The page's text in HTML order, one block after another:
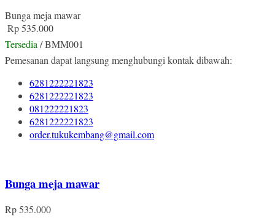
Bunga meja mawar
Rp 535.000
Tersedia / BMM001
Pemesanan dapat langsung menghubungi kontak dibawah:
6281222221823
6281222221823
081222221823
6281222221823
order.tukukembang@gmail.com
Bunga meja mawar
Rp 535.000